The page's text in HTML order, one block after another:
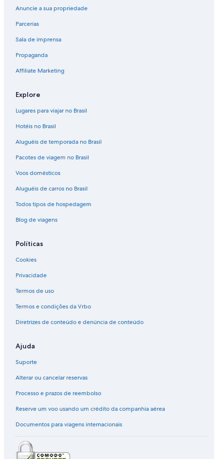
Anuncie a sua propriedade
Parcerias
Sala de imprensa
Propaganda
Affiliate Marketing
Explore
Lugares para viajar no Brasil
Hotéis no Brasil
Aluguéis de temporada no Brasil
Pacotes de viagem no Brasil
Voos domésticos
Aluguéis de carros no Brasil
Todos tipos de hospedagem
Blog de viagens
Políticas
Cookies
Privacidade
Termos de uso
Termos e condições da Vrbo
Diretrizes de conteúdo e denúncia de conteúdo
Ajuda
Suporte
Alterar ou cancelar reservas
Processo e prazos de reembolso
Reserve um voo usando um crédito da companhia aérea
Documentos para viagens internacionais